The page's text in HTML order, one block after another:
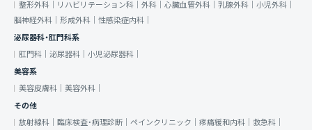
整形外科｜
リハビリテーション科｜ 外科｜ 心臓血管外科｜ 乳腺外科｜ 小児外科｜
脳神経外科｜ 形成外科｜ 性感染症内科｜
泌尿器科・肛門科系
肛門科｜ 泌尿器科｜ 小児泌尿器科｜
美容系
美容皮膚科｜ 美容外科｜
その他
放射線科｜ 臨床検査・病理診断｜ ペインクリニック｜ 疼痛緩和内科｜ 救急科｜